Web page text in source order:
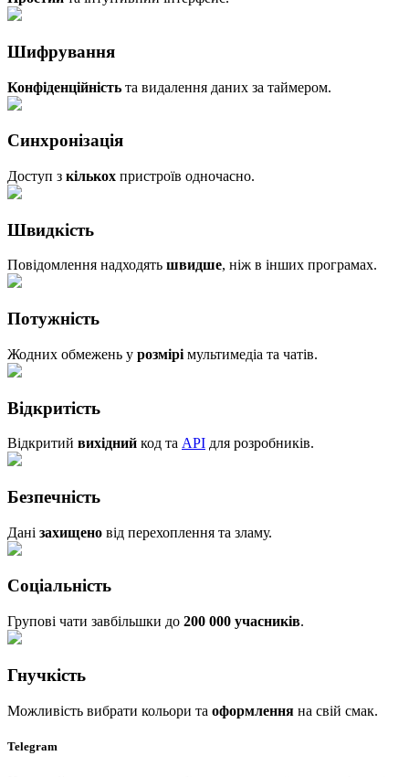
Шифрування
Конфіденційність та видалення даних за таймером.
Синхронізація
Доступ з кількох пристроїв одночасно.
Швидкість
Повідомлення надходять швидше, ніж в інших програмах.
Потужність
Жодних обмежень у розмірі мультимедіа та чатів.
Відкритість
Відкритий вихідний код та API для розробників.
Безпечність
Дані захищено від перехоплення та зламу.
Соціальність
Групові чати завбільшки до 200 000 учасників.
Гнучкість
Можливість вибрати кольори та оформлення на свій смак.
Telegram